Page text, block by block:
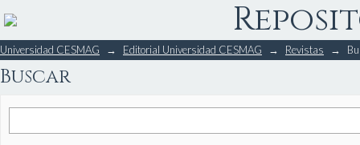
Buscar
Universidad CESMAG → Editorial Universidad CESMAG → Revistas →
Buscar